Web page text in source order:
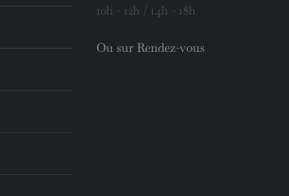
10h - 12h / 14h - 18h
Ou sur Rendez-vous